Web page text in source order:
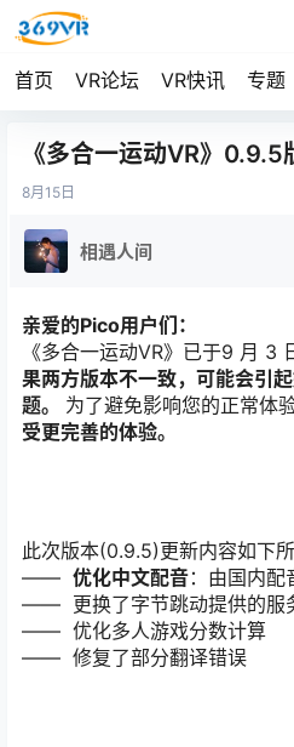
首页 VR论坛 VR快讯 专题
《多合一运动VR》0.9.5
8月 15日
相遇人间
亲爱的Pico用户们：
《多合一运动VR》已于9 月 3
果两方版本不一致，可能会引
题。 为了避免影响您的正常体验
受更完善的体验。
此次版本(0.9.5)更新内容如下所
—— 优化中文配音：由国内配
—— 更换了字节跳动提供的服
—— 优化多人游戏分数计算
—— 修复了部分翻译错误